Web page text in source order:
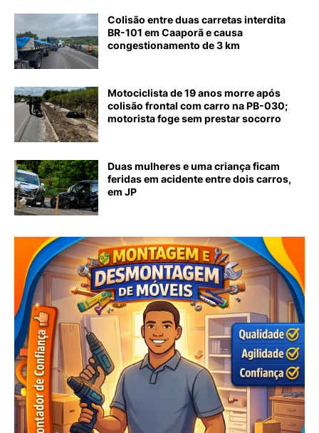
Colisão entre duas carretas interdita
BR-101 em Caaporã e causa
congestionamento de 3 km
Motociclista de 19 anos morre após
colisão frontal com carro na PB-030;
motorista foge sem prestar socorro
Duas mulheres e uma criança ficam
feridas em acidente entre dois carros,
em JP